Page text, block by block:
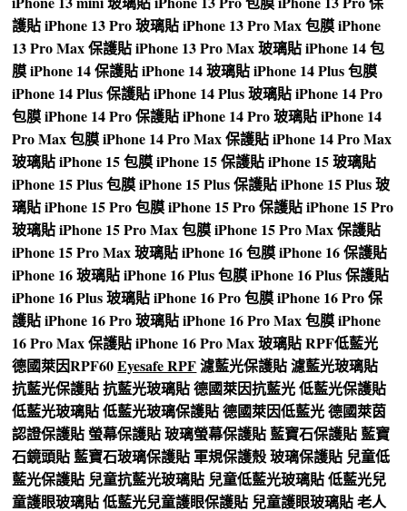
護貼iPhone 13 Pro 玻璃貼iPhone 13 Pro Max 包膜iPhone
13 Pro Max 保護貼iPhone 13 Pro Max 玻璃貼iPhone 14 包
膜iPhone 14 保護貼iPhone 14 玻璃貼iPhone 14 Plus 包膜
iPhone 14 Plus 保護貼iPhone 14 Plus 玻璃貼iPhone 14 Pro
包膜iPhone 14 Pro 保護貼iPhone 14 Pro 玻璃貼iPhone 14
Pro Max 包膜iPhone 14 Pro Max 保護貼iPhone 14 Pro Max
玻璃貼iPhone 15 包膜iPhone 15 保護貼iPhone 15 玻璃貼
iPhone 15 Plus 包膜iPhone 15 Plus 保護貼iPhone 15 Plus 玻
璃貼iPhone 15 Pro 包膜iPhone 15 Pro 保護貼iPhone 15 Pro
玻璃貼iPhone 15 Pro Max 包膜iPhone 15 Pro Max 保護貼
iPhone 15 Pro Max 玻璃貼iPhone 16 包膜iPhone 16 保護貼
iPhone 16 玻璃貼iPhone 16 Plus 包膜iPhone 16 Plus 保護貼
iPhone 16 Plus 玻璃貼iPhone 16 Pro 包膜iPhone 16 Pro 保
護貼iPhone 16 Pro 玻璃貼iPhone 16 Pro Max 包膜iPhone
16 Pro Max 保護貼iPhone 16 Pro Max 玻璃貼RPF低藍光
德國萊因RPF60Eyesafe RPF濾藍光保護貼濾藍光玻璃貼
抗藍光保護貼抗藍光玻璃貼德國萊因抗藍光低藍光保護貼
低藍光玻璃貼低藍光玻璃保護貼德國萊因低藍光德國萊茵
認證保護貼螢幕保護貼玻璃螢幕保護貼藍寶石保護貼藍寶
石鏡頭貼藍寶石玻璃保護貼 軍規保護殼玻璃保護貼 兒童低
藍光保護貼 兒童抗藍光玻璃貼 兒童低藍光玻璃貼低藍光兒
童護眼玻璃貼低藍光兒童護眼保護貼 兒童護眼玻璃貼老人